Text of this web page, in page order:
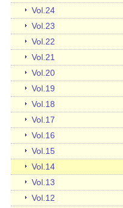
Vol.24
Vol.23
Vol.22
Vol.21
Vol.20
Vol.19
Vol.18
Vol.17
Vol.16
Vol.15
Vol.14
Vol.13
Vol.12